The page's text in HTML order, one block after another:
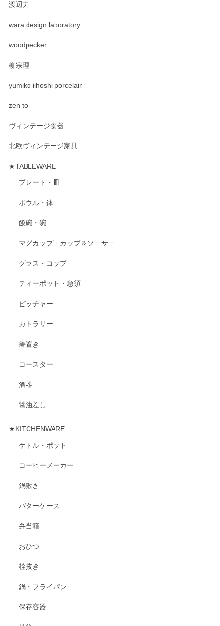
渡辺力
wara design laboratory
woodpecker
柳宗理
yumiko iihoshi porcelain
zen to
ヴィンテージ食器
北欧ヴィンテージ家具
★TABLEWARE
プレート・皿
ボウル・鉢
飯碗・碗
マグカップ・カップ＆ソーサー
グラス・コップ
ティーポット・急須
ピッチャー
カトラリー
箸置き
コースター
酒器
醤油差し
★KITCHENWARE
ケトル・ポット
コーヒーメーカー
鍋敷き
バターケース
弁当箱
おひつ
栓抜き
鍋・フライパン
保存容器